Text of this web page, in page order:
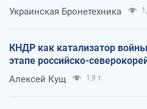
Украинская Бронетехника
КНДР как катализатор
этапе российско-
Алексей Кущ 1,9 т.